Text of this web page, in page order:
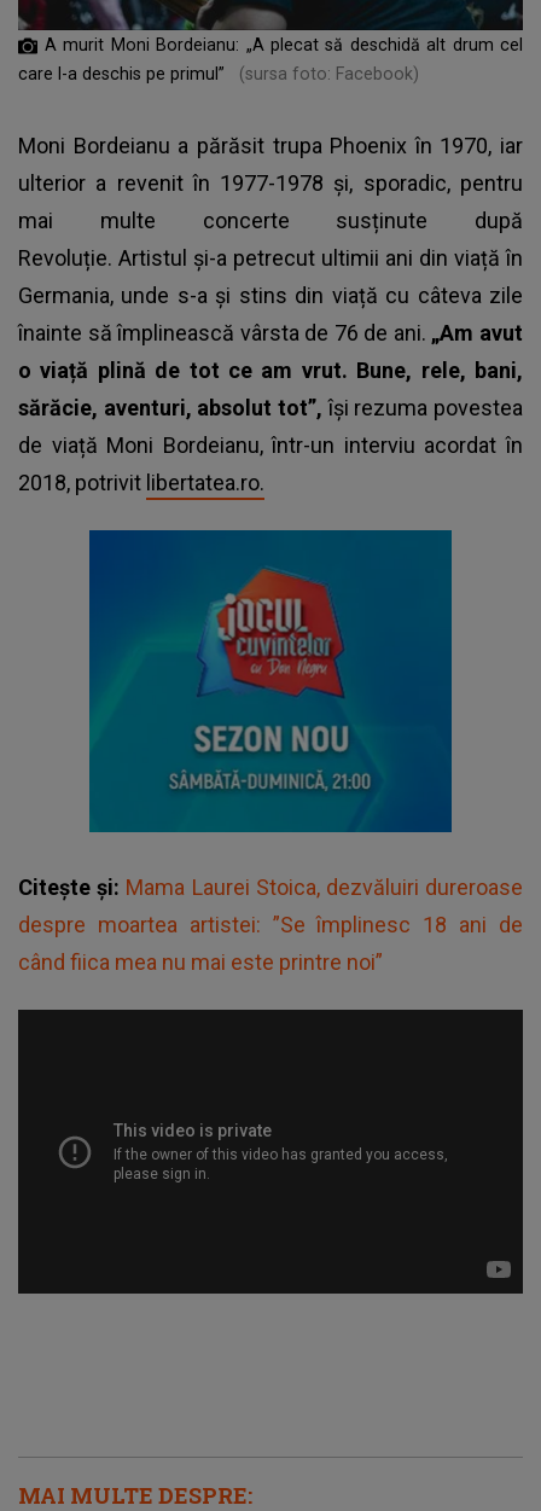
A murit Moni Bordeianu: „A plecat să deschidă alt drum cel
care l-a deschis pe primul”
(sursa foto: Facebook)
Moni Bordeianu a părăsit trupa Phoenix în 1970, iar
ulterior a revenit în 1977-1978 și, sporadic, pentru
mai multe concerte susținute după
Revoluție. Artistul și-a petrecut ultimii ani din viață în
Germania, unde s-a și stins din viață cu câteva zile
înainte să împlinească vârsta de 76 de ani. „Am avut
o viață plină de tot ce am vrut. Bune, rele, bani,
sărăcie, aventuri, absolut tot”,își rezuma povestea
de viață Moni Bordeianu, într-un interviu acordat în
2018, potrivit libertatea.ro.
Citește și: Mama Laurei Stoica, dezvăluiri dureroase
despre moartea artistei: ”Se împlinesc 18 ani de
când fiica mea nu mai este printre noi”
MAI MULTE DESPRE: